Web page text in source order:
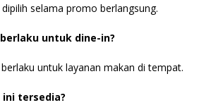
selama promo berlangsung.
untuk dine-in?
untuk layanan makan di tempat.
ini tersedia?